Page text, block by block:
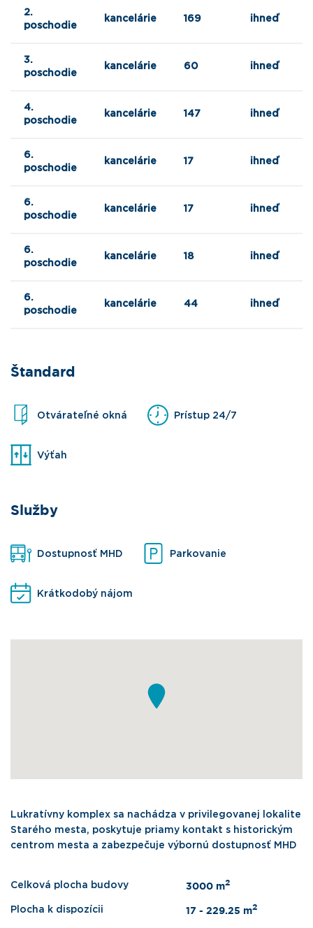
2.
poschodie
kancelárie 169 ihneď
3.
poschodie
kancelárie 60 ihneď
4.
poschodie
kancelárie 147 ihneď
6.
poschodie
kancelárie 17 ihneď
6.
poschodie
kancelárie 17 ihneď
6.
poschodie
kancelárie 18 ihneď
6.
poschodie
kancelárie 44 ihneď
Štandard
Otvárateľné okná Prístup 24/7
Výťah
Služby
Dostupnosť MHD Parkovanie
Krátkodobý nájom
Lukratívny komplex sa nachádza v privilegovanej lokalite
Starého mesta, poskytuje priamy kontakt s historickým
centrom mesta a zabezpečuje výbornú dostupnosť MHD
Celková plocha budovy 3000 m2
Plocha k dispozícii 17 - 229.25 m2